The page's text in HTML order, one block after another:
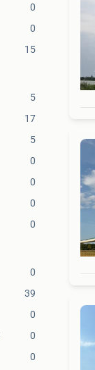
0
0
15
5
17
5
0
0
0
0
0
39
0
0
0